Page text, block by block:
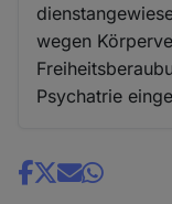
wegen
Psychatrie
Share